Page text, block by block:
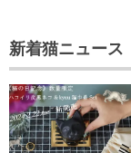
新着猫ニュース